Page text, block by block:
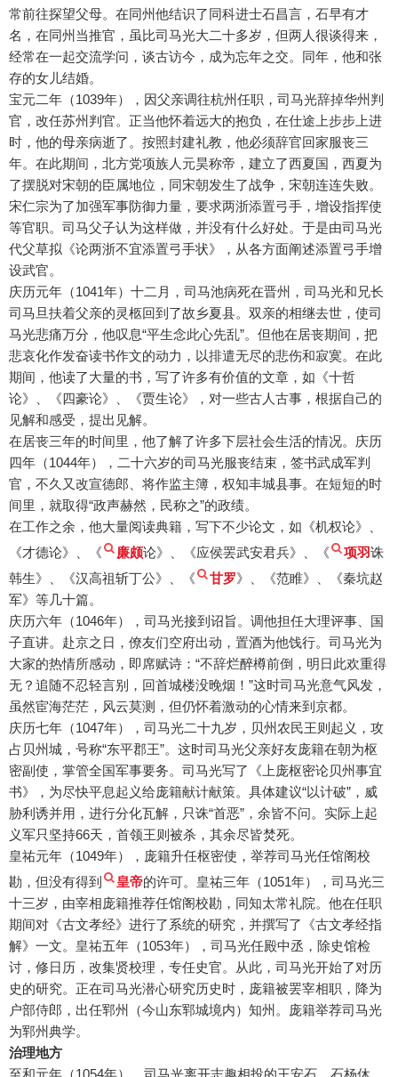
常前往探望父母。在同州他结识了同科进士石昌言，石早有才
名，在同州当推官，虽比司马光大二十多岁，但两人很谈得来，
经常在一起交流学问，谈古访今，成为忘年之交。同年，他和张
存的女儿结婚。
宝元二年（1039年），因父亲调往杭州任职，司马光辞掉华州判
官，改任苏州判官。正当他怀着远大的抱负，在仕途上步步上进
时，他的母亲病逝了。按照封建礼教，他必须辞官回家服丧三
年。在此期间，北方党项族人元昊称帝，建立了西夏国，西夏为
了摆脱对宋朝的臣属地位，同宋朝发生了战争，宋朝连连失败。
宋仁宗为了加强军事防御力量，要求两浙添置弓手，增设指挥使
等官职。司马父子认为这样做，并没有什么好处。于是由司马光
代父草拟《论两浙不宜添置弓手状》，从各方面阐述添置弓手增
设武官。
庆历元年（1041年）十二月，司马池病死在晋州，司马光和兄长
司马旦扶着父亲的灵柩回到了故乡夏县。双亲的相继去世，使司
马光悲痛万分，他叹息“平生念此心先乱”。但他在居丧期间，把
悲哀化作发奋读书作文的动力，以排遣无尽的悲伤和寂寞。在此
期间，他读了大量的书，写了许多有价值的文章，如《十哲
论》、《四豪论》、《贾生论》，对一些古人古事，根据自己的
见解和感受，提出见解。
在居丧三年的时间里，他了解了许多下层社会生活的情况。庆历
四年（1044年），二十六岁的司马光服丧结束，签书武成军判
官，不久又改宣德郎、将作监主簿，权知丰城县事。在短短的时
间里，就取得“政声赫然，民称之”的政绩。
在工作之余，他大量阅读典籍，写下不少论文，如《机权论》、
《才德论》、《
廉颇论》、《应侯罢武安君兵》、《 项羽诛
韩生》、《汉高祖斩丁公》、《
甘罗》、《范睢》、《秦坑赵
军》等几十篇。
庆历六年（1046年），司马光接到诏旨。调他担任大理评事、国
子直讲。赴京之日，僚友们空府出动，置酒为他饯行。司马光为
大家的热情所感动，即席赋诗：“不辞烂醉樽前倒，明日此欢重得
无？追随不忍轻言别，回首城楼没晚烟！”这时司马光意气风发，
虽然宦海茫茫，风云莫测，但仍怀着激动的心情来到京都。
庆历七年（1047年），司马光二十九岁，贝州农民王则起义，攻
占贝州城，号称“东平郡王”。这时司马光父亲好友庞籍在朝为枢
密副使，掌管全国军事要务。司马光写了《上庞枢密论贝州事宜
书》，为尽快平息起义给庞籍献计献策。具体建议“以计破”，威
胁利诱并用，进行分化瓦解，只诛“首恶”，余皆不问。实际上起
义军只坚持66天，首领王则被杀，其余尽皆焚死。
皇祐元年（1049年），庞籍升任枢密使，举荐司马光任馆阁校
勘，但没有得到
皇帝的许可。皇祐三年（1051年），司马光三
十三岁，由宰相庞籍推荐任馆阁校勘，同知太常礼院。他在任职
期间对《古文孝经》进行了系统的研究，并撰写了《古文孝经指
解》一文。皇祐五年（1053年），司马光任殿中丞，除史馆检
讨，修日历，改集贤校理，专任史官。从此，司马光开始了对历
史的研究。正在司马光潜心研究历史时，庞籍被罢宰相职，降为
户部侍郎，出任郓州（今山东郓城境内）知州。庞籍举荐司马光
为郓州典学。
治理地方
至和元年（1054年），司马光离开志趣相投的王安石、石杨休、